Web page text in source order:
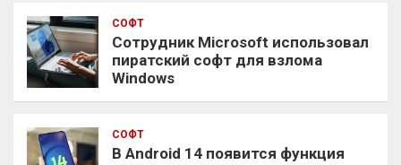
СОФТ
Сотрудник Microsoft использовал
пиратский софт для взлома
Windows
СОФТ
В Android 14 появится функция